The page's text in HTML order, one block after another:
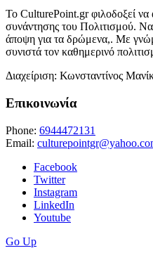
Το CulturePoint.gr φιλοδοξεί να
συνάντησης του Πολιτισμού.
άποψη για τα δρώμενα,. Με
συνιστά τον καθημερινό
Διαχείριση: Κωνσταντίνος
Επικοινωνία
Phone: 6944472131
Email:
Facebook
Twitter
Instagram
LinkedIn
Youtube
Go Up